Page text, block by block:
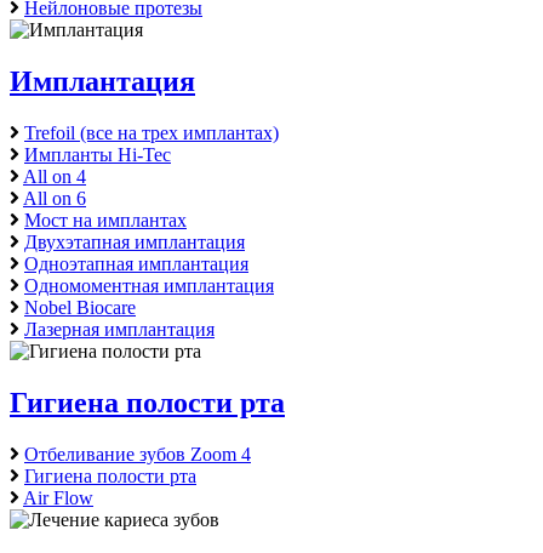
Нейлоновые протезы
Имплантация
Trefoil (все на трех имплантах)
Импланты Hi-Tec
All on 4
All on 6
Мост на имплантах
Двухэтапная имплантация
Одноэтапная имплантация
Одномоментная имплантация
Nobel Biocare
Лазерная имплантация
Гигиена полости рта
Отбеливание зубов Zoom 4
Гигиена полости рта
Air Flow